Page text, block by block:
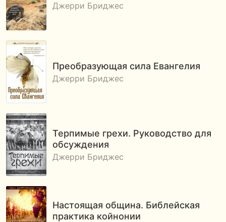
Джерри Бриджес
Преобразующая сила Евангелия
Джерри Бриджес
Терпимые грехи. Руководство для
обсуждения
Джерри Бриджес
Настоящая община. Библейская
практика койнонии